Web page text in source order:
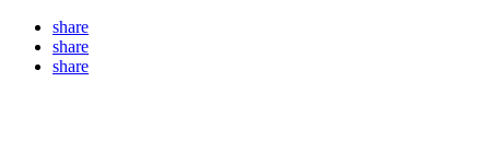
share
share
share